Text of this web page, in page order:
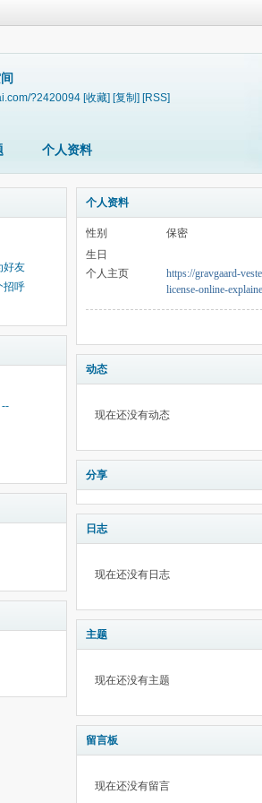
?2420094 [收藏] [复制] [RSS]
个人资料
好友
招呼
--
个人资料
性别
保密
生日
个人主页
https://gravgaard-
license-online-
动态
现在还没有动态
分享
日志
现在还没有日志
主题
现在还没有主题
留言板
现在还没有留言